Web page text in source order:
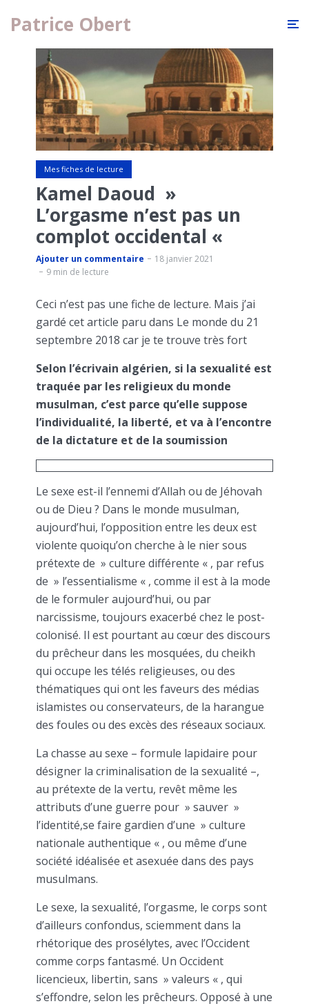
Patrice Obert
Mes fiches de lecture
Kamel Daoud »
L’orgasme n’est pas un
complot occidental «
Ajouter un commentaire
18 janvier 2021
9 min de lecture
Ceci n’est pas une fiche de lecture. Mais j’ai
gardé cet article paru dans Le monde du 21
septembre 2018 car je te trouve très fort
Selon l’écrivain algérien, si la sexualité est
traquée par les religieux du monde
musulman, c’est parce qu’elle suppose
l’individualité, la liberté, et va à l’encontre
de la dictature et de la soumission
Le sexe est-il l’ennemi d’Allah ou de Jéhovah
ou de Dieu ? Dans le monde musulman,
aujourd’hui, l’opposition entre les deux est
violente quoiqu’on cherche à le nier sous
prétexte de » culture différente « , par refus
de » l’essentialisme « , comme il est à la mode
de le formuler aujourd’hui, ou par
narcissisme, toujours exacerbé chez le post-
colonisé. Il est pourtant au cœur des discours
du prêcheur dans les mosquées, du cheikh
qui occupe les télés religieuses, ou des
thématiques qui ont les faveurs des médias
islamistes ou conservateurs, de la harangue
des foules ou des excès des réseaux sociaux.
La chasse au sexe – formule lapidaire pour
désigner la criminalisation de la sexualité –,
au prétexte de la vertu, revêt même les
attributs d’une guerre pour » sauver »
l’identité,se faire gardien d’une » culture
nationale authentique « , ou même d’une
société idéalisée et asexuée dans des pays
musulmans.
Le sexe, la sexualité, l’orgasme, le corps sont
d’ailleurs confondus, sciemment dans la
rhétorique des prosélytes, avec l’Occident
comme corps fantasmé. Un Occident
licencieux, libertin, sans » valeurs « , qui
s’effondre, selon les prêcheurs. Opposé à une